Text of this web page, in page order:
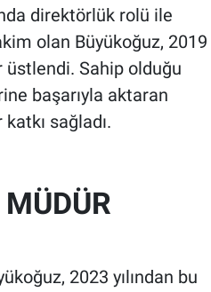
direktörlük rolü ile
olan Büyükoğuz, 2019
üstlendi. Sahip olduğu
başarıyla aktaran
sağladı.
2023 yılından bu